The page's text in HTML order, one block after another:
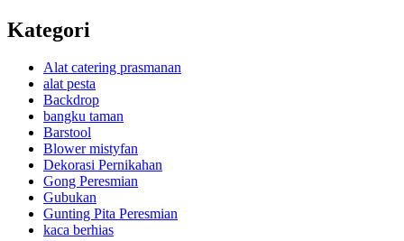
Kategori
Alat catering prasmanan
alat pesta
Backdrop
bangku taman
Barstool
Blower mistyfan
Dekorasi Pernikahan
Gong Peresmian
Gubukan
Gunting Pita Peresmian
kaca berhias